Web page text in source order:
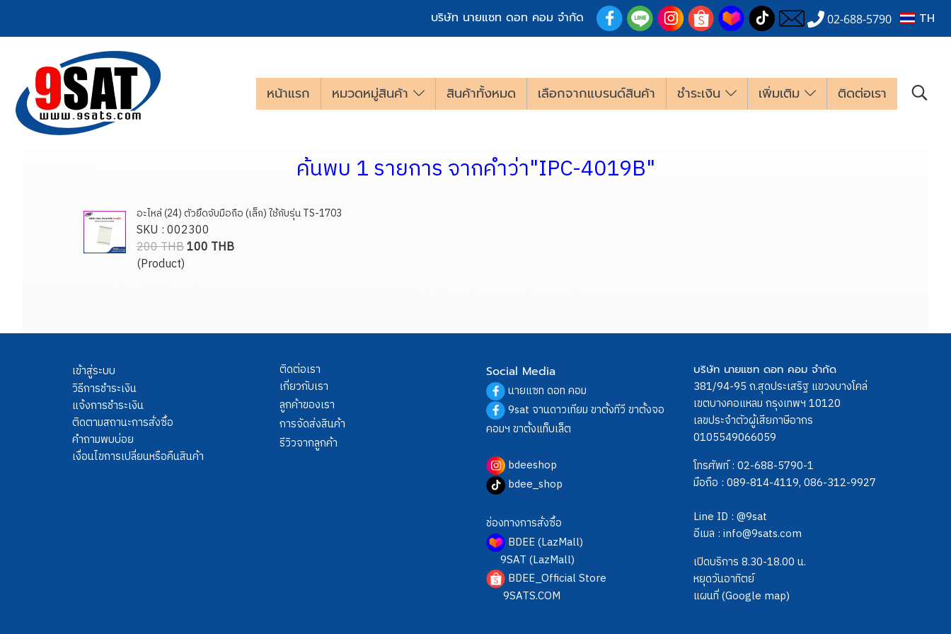
บริษัท นายแซท ดอท คอม จำกัด 02-688-5790 TH
หน้าแรก หมวดหมู่สินค้า สินค้าทั้งหมด เลือกจากแบรนด์สินค้า ชำระเงิน เพิ่มเติม ติดต่อเรา
ค้นพบ 1 รายการ จากคำว่า"IPC-4019B"
อะไหล่ (24) ตัวยึดจับมือถือ (เล็ก) ใช้กับรุ่น TS-1703
SKU : 002300
200 THB100 THB
(Product)
เข้าสู่ระบบ
วิธีการชำระเงิน
แจ้งการชำระเงิน
ติดตามสถานะการสั่งซื้อ
คำถามพบบ่อย
เงื่อนไขการเปลี่ยนหรือคืนสินค้า
ติดต่อเรา
เกี่ยวกับเรา
ลูกค้าของเรา
การจัดส่งสินค้า
รีวิวจากลูกค้า
Social Media
นายแซท ดอท คอม
9sat จานดาวเทียม ขาตั้งทีวี ขาตั้งจอ
คอมฯ ขาตั้งแท็บเล็ต
bdeeshop
bdee_shop
ช่องทางการสั่งซื้อ
BDEE (LazMall)
9SAT (LazMall)
BDEE_Official Store
9SATS.COM
บริษัท นายแซท ดอท คอม จำกัด
381/94-95 ถ.สุดประเสริฐ แขวงบางโคล่
เขตบางคอแหลม กรุงเทพฯ 10120
เลขประจำตัวผู้เสียภาษีอากร
0105549066059
โทรศัพท์ : 02-688-5790-1
มือถือ : 089-814-4119, 086-312-9927
Line ID : @9sat
อีเมล : info@9sats.com
เปิดบริการ 8.30-18.00 น.
หยุดวันอาทิตย์
แผนที่ (Google map)